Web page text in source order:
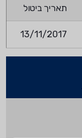
תאריך ביטול
13/11/2017